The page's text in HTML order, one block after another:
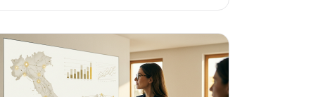
via per scalare.